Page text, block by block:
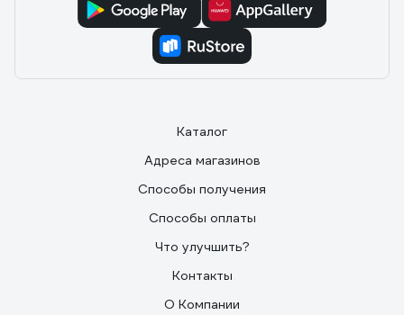
Каталог
Адреса магазинов
Способы получения
Способы оплаты
Что улучшить?
Контакты
О Компании